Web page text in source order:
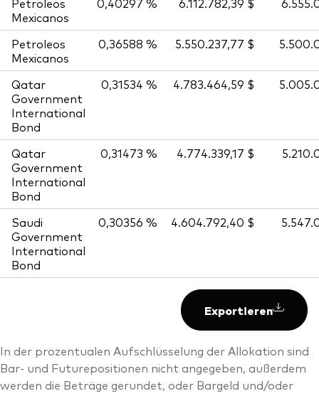
Mexicanos
Petroleos
Mexicanos
0,36588 % 5.550.237,77 $
Qatar
Government
International
Bond
0,31534 % 4.783.464,59 $
Qatar
Government
International
Bond
0,31473 % 4.774.339,17 $
Saudi
Government
International
Bond
0,30356 % 4.604.792,40 $
Exportieren
In der prozentualen Aufschlüsselung der Allokation sind
Bar- und Futurepositionen nicht angegeben, außerdem
werden die Beträge gerundet, oder Bargeld und/oder